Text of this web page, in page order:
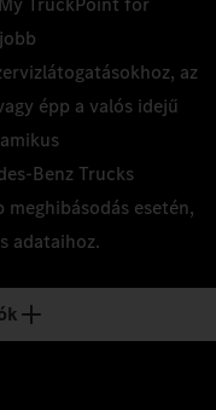
az
épp a valós idejű
Trucks
esetén,
adataihoz.